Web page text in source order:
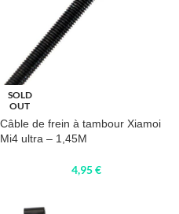
SOLD
OUT
Câble de frein à tambour Xiamoi
Mi4 ultra – 1,45M
4,95€